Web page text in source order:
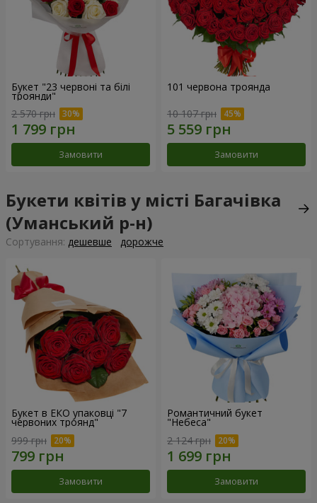
Букет "23 червоні та білі
троянди"
2 570 грн
Замовити
101 червона троянда
10 107 грн
Замовити
Букети квітів у місті Багачівка
(Уманський р-н)
Сортування: дешевше дорожче
Букет в ЕКО упаковці "7
червоних троянд"
999 грн
Замовити
Романтичний букет
"Небеса"
2 124 грн
Замовити